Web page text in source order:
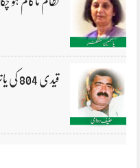
قیدی 804 کی یاترا کیوں؟